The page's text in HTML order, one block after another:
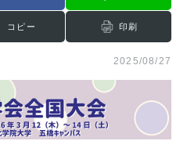
コピー 印刷
2025/08/27